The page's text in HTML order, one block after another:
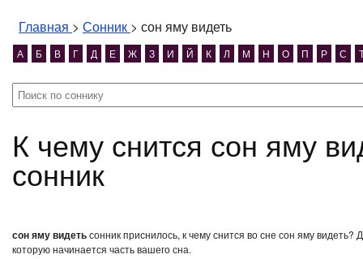
Главная > Сонник > сон яму видеть
А Б В Г Д Е Ж З И Й К Л М Н О П Р С
К чему снится сон яму видеть? сон яму видеть
сонник
сон яму видетьсонник приснилось, к чему снится во сне сон яму
которую начинается часть вашего сна.